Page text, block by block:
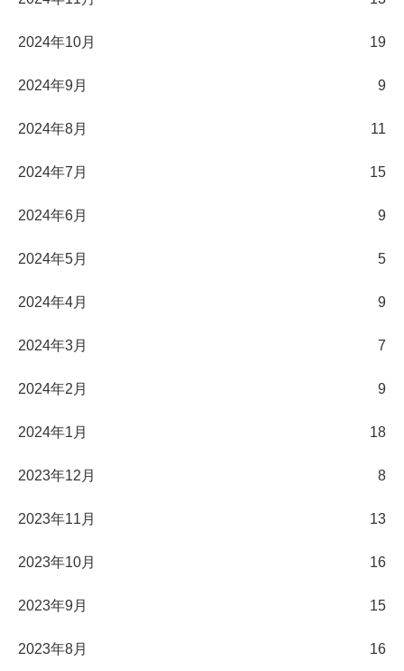
2024年10月 19
2024年9月 9
2024年8月 11
2024年7月 15
2024年6月 9
2024年5月 5
2024年4月 9
2024年3月 7
2024年2月 9
2024年1月 18
2023年12月 8
2023年11月 13
2023年10月 16
2023年9月 15
2023年8月 16